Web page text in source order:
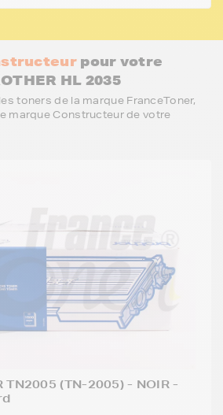
pour votre
HL 2035
toners de la marque FranceToner,
marque Constructeur de votre
TN2005 (TN-2005) - NOIR -